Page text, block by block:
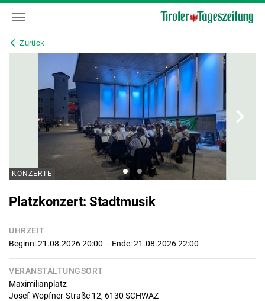
Zurück
KONZERTE
Platzkonzert: Stadtmusik
UHRZEIT
Beginn: 21.08.2026 20:00 – Ende: 21.08.2026 22:00
VERANSTALTUNGSORT
Maximilianplatz
Josef-Wopfner-Straße 12, 6130 SCHWAZ